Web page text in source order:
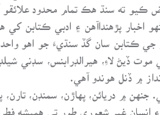
ڪيو ته سنڌ هڪ تمام محدود
پڙهنداآهن ۽ ادبي ڪتابن کي
ڪتابن سان گڏ سنڌيءَ جو اهو
ڏيڻ لاءِ، هيرالڊرابنس، سڊني
۾ ڏنل هوندو آهي.
۾ دريائن، پهاڙن، سمنڊن، تارن،
انسان غير شعوري طور تي هميشه